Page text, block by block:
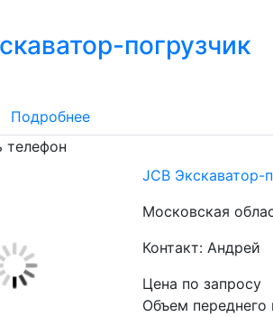
погрузчик
Подробнее
телефон
JCB Экскаватор-
Московская
Контакт: Андрей
Цена по запросу
Объем переднего